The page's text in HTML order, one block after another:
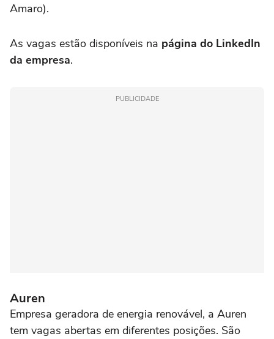
Amaro).
As vagas estão disponíveis na página do LinkedIn
da empresa.
PUBLICIDADE
Auren
Empresa geradora de energia renovável, a Auren
tem vagas abertas em diferentes posições. São